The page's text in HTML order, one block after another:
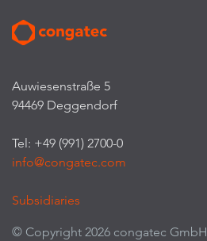
Auwiesenstraße 5
94469 Deggendorf
Tel: +49 (991) 2700-0
info@congatec.com
Subsidiaries
© Copyright 2026 congatec GmbH